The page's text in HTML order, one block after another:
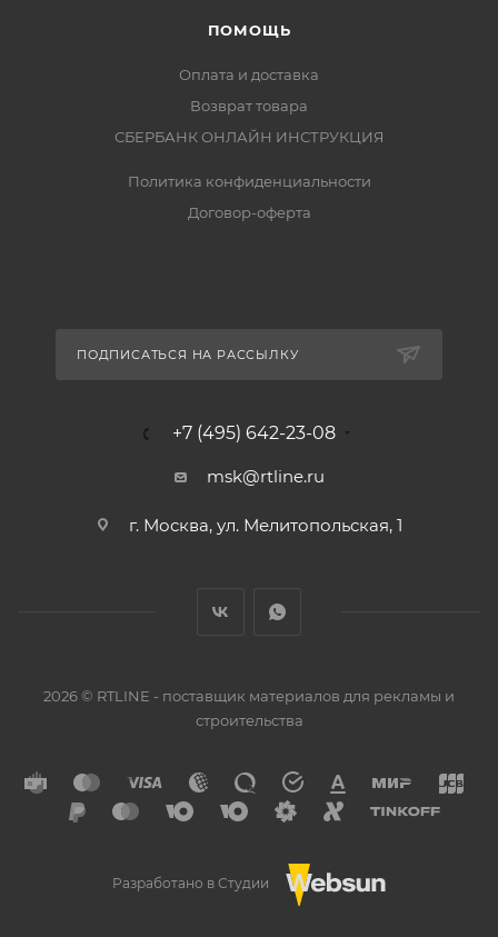
ПОМОЩЬ
Оплата и доставка
Возврат товара
СБЕРБАНК ОНЛАЙН ИНСТРУКЦИЯ
Политика конфиденциальности
Договор-оферта
ПОДПИСАТЬСЯ НА РАССЫЛКУ
+7 (495) 642-23-08
msk@rtline.ru
г. Москва, ул. Мелитопольская, 1
2026 © RTLINE - поставщик материалов для рекламы и
строительства
Разработано в Студии